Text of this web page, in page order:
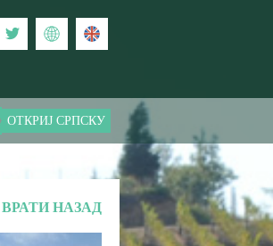
ОТКРИЈ СРПСКУ
НАЗАД